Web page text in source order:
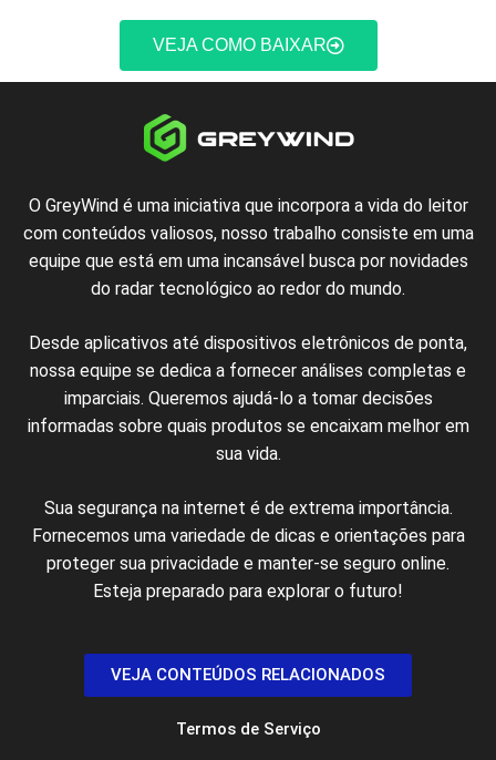
VEJA COMO BAIXAR
O GreyWind é uma iniciativa que incorpora a vida do leitor
com conteúdos valiosos, nosso trabalho consiste em uma
equipe que está em uma incansável busca por novidades
do radar tecnológico ao redor do mundo.
Desde aplicativos até dispositivos eletrônicos de ponta,
nossa equipe se dedica a fornecer análises completas e
imparciais. Queremos ajudá-lo a tomar decisões
informadas sobre quais produtos se encaixam melhor em
sua vida.
Sua segurança na internet é de extrema importância.
Fornecemos uma variedade de dicas e orientações para
proteger sua privacidade e manter-se seguro online.
Esteja preparado para explorar o futuro!
VEJA CONTEÚDOS RELACIONADOS
Termos de Serviço